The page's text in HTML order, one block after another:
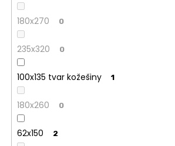
180x270 0
235x320 0
100x135 tvar kožešiny 1
180x260 0
62x150 2